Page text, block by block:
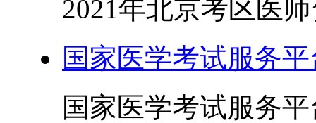
2021年北京考区医
国家医学考试服务
国家医学考试服务